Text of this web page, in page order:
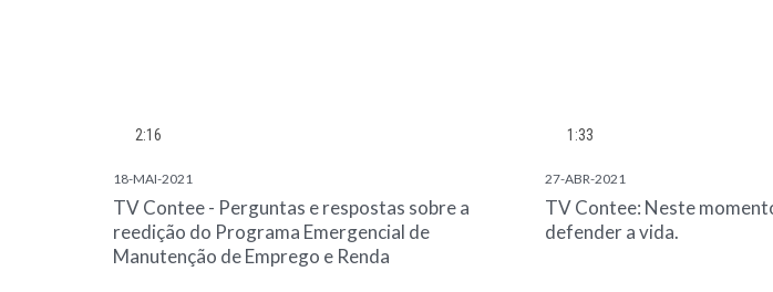
2:16
18-MAI-2021
TV Contee - Perguntas e respostas sobre a
reedição do Programa Emergencial de
Manutenção de Emprego e Renda
1:33
27-ABR-2021
TV Contee: Neste
defender a vida.